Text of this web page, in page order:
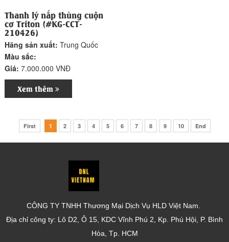
Thanh lý nắp thùng cuộn
cơ Triton (#KG-CCT-
210426)
Hãng sản xuất:Trung Quốc
Màu sắc:
Giá:7.000.000 VNĐ
Xem thêm
First 1 2 3 4 5 6 7 8 9 10 End
CÔNG TY TNHH Thương Mại Dịch Vụ HLD Việt Nam.
Địa chỉ công ty: Lô D2, Ô 15, KDC Vĩnh Phú 2, Kp. Phú Hội, P. Bình
Hòa, Tp. HCM